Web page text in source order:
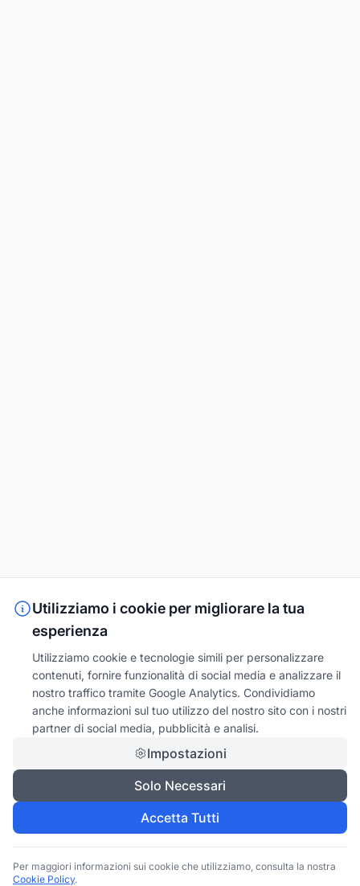
Utilizziamo i cookie per migliorare la tua
esperienza
Utilizziamo cookie e tecnologie simili per personalizzare
contenuti, fornire funzionalità di social media e analizzare il
nostro traffico tramite Google Analytics. Condividiamo
anche informazioni sul tuo utilizzo del nostro sito con i nostri
partner di social media, pubblicità e analisi.
Impostazioni
Solo Necessari
Accetta Tutti
Per maggiori informazioni sui cookie che utilizziamo, consulta la nostra
Cookie Policy.